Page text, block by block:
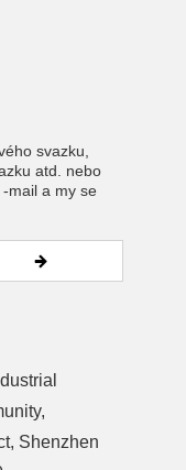
svazku,
atd. nebo
mail a my se
Shenzhen